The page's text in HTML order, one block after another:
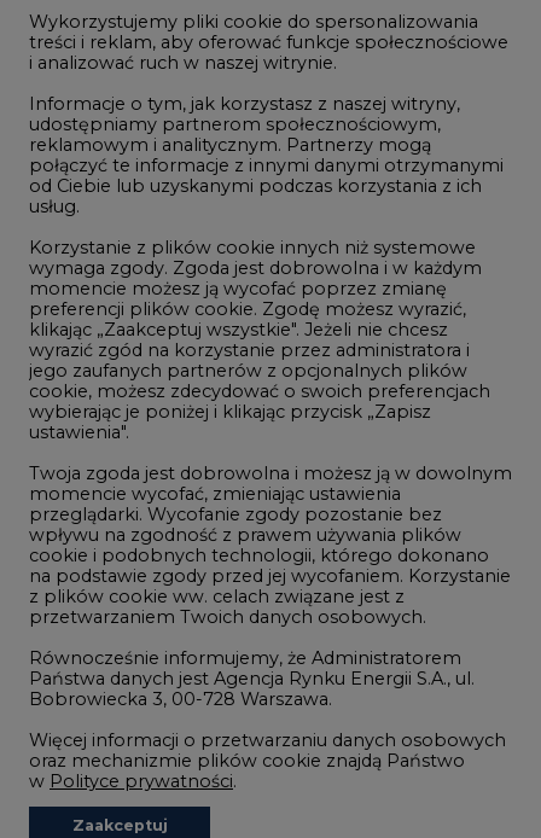
Studio CIRE
Rozmowy o energetyce
Gospodarka
Geopolityka
LTE450
Innowacje i AI
Telekomunikacja i IT
Handel emisjami CO2
Wodór
Górnictwo
Atom
Fotowoltaika
Offshore wind
Zielone samorządy
Zielona gospodarka
Wykorzystujemy pliki cookie do spersonalizowania
treści i reklam, aby oferować funkcje społecznościowe
i analizować ruch w naszej witrynie.
Informacje o tym, jak korzystasz z naszej witryny,
udostępniamy partnerom społecznościowym,
reklamowym i analitycznym. Partnerzy mogą
połączyć te informacje z innymi danymi otrzymanymi
od Ciebie lub uzyskanymi podczas korzystania z ich
usług.
Korzystanie z plików cookie innych niż systemowe
wymaga zgody. Zgoda jest dobrowolna i w każdym
momencie możesz ją wycofać poprzez zmianę
preferencji plików cookie. Zgodę możesz wyrazić,
klikając „Zaakceptuj wszystkie". Jeżeli nie chcesz
wyrazić zgód na korzystanie przez administratora i
jego zaufanych partnerów z opcjonalnych plików
cookie, możesz zdecydować o swoich preferencjach
wybierając je poniżej i klikając przycisk „Zapisz
ustawienia".
Twoja zgoda jest dobrowolna i możesz ją w dowolnym
momencie wycofać, zmieniając ustawienia
przeglądarki. Wycofanie zgody pozostanie bez
wpływu na zgodność z prawem używania plików
cookie i podobnych technologii, którego dokonano
na podstawie zgody przed jej wycofaniem. Korzystanie
z plików cookie ww. celach związane jest z
przetwarzaniem Twoich danych osobowych.
Równocześnie informujemy, że Administratorem
Państwa danych jest Agencja Rynku Energii S.A., ul.
Bobrowiecka 3, 00-728 Warszawa.
Więcej informacji o przetwarzaniu danych osobowych
oraz mechanizmie plików cookie znajdą Państwo
w Polityce prywatności.
Zaakceptuj